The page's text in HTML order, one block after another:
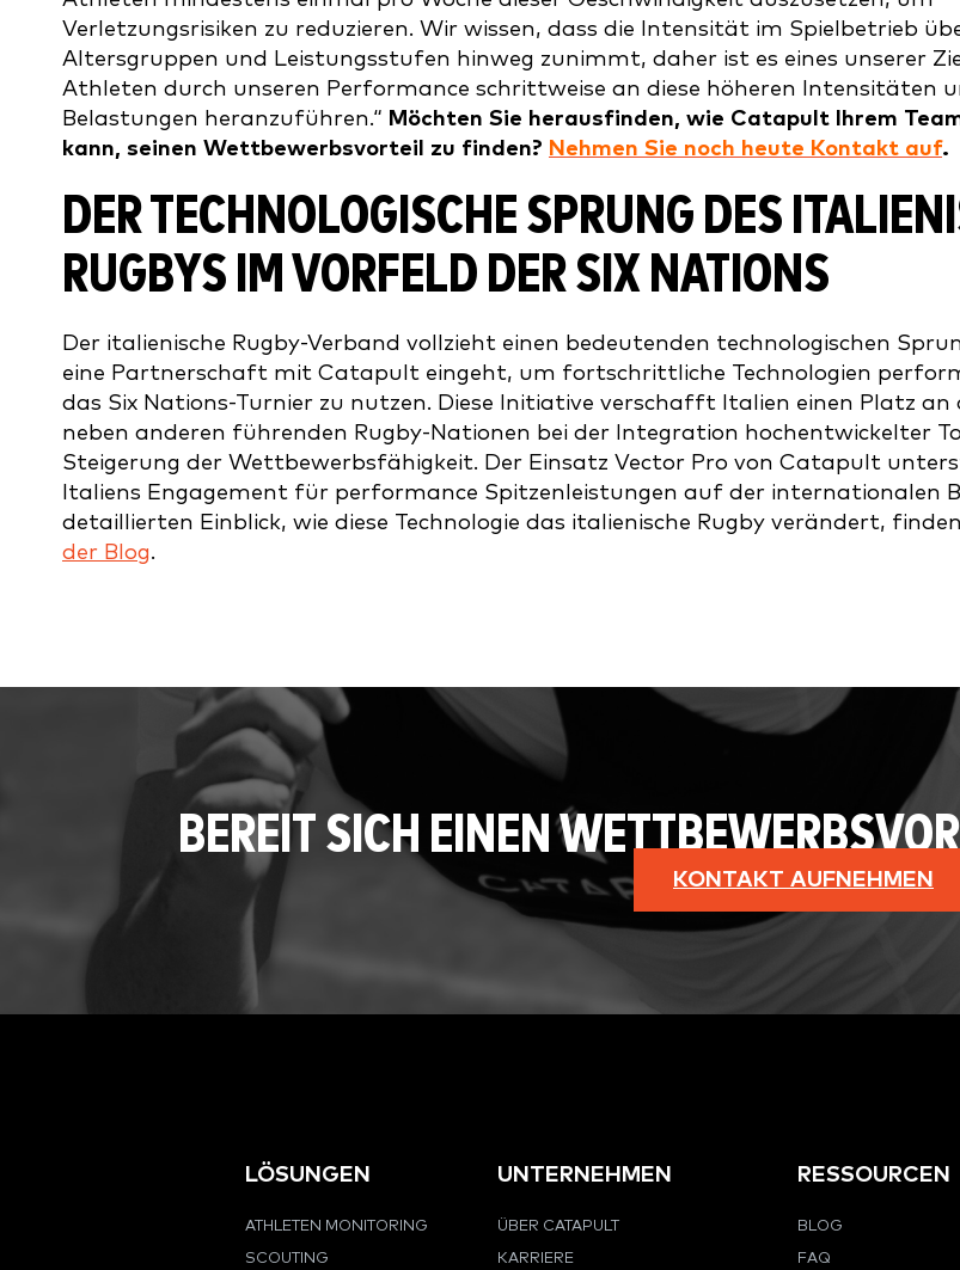
Verletzungsrisiken zu reduzieren. Wir wissen, dass die Intensität im Spielbetrieb
Altersgruppen und Leistungsstufen hinweg zunimmt, daher ist es eines unserer
Athleten durch unseren Performance schrittweise an diese höheren Intensitäten
Belastungen heranzuführen.“ Möchten Sie herausfinden, wie Catapult Ihrem
kann, seinen Wettbewerbsvorteil zu finden? Nehmen Sie noch heute Kontakt auf.
DER TECHNOLOGISCHE SPRUNG DES
RUGBYS IM VORFELD DER SIX NATIONS
Der italienische Rugby-Verband vollzieht einen bedeutenden technologischen
eine Partnerschaft mit Catapult eingeht, um fortschrittliche Technologien
das Six Nations-Turnier zu nutzen. Diese Initiative verschafft Italien einen Platz an
neben anderen führenden Rugby-Nationen bei der Integration hochentwickelter
Steigerung der Wettbewerbsfähigkeit. Der Einsatz Vector Pro von Catapult
Italiens Engagement für performance Spitzenleistungen auf der internationalen
detaillierten Einblick, wie diese Technologie das italienische Rugby verändert,
der Blog.
BEREIT SICH EINEN
KONTAKT AUFNEHMEN
LÖSUNGEN
ATHLETEN MONITORING
SCOUTING
UNTERNEHMEN
ÜBER CATAPULT
KARRIERE
RESSOURCEN
BLOG
FAQ